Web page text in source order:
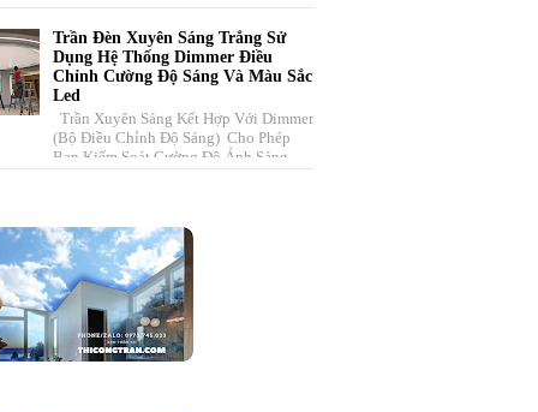
Đẹp, Đẳ...
Trần Đèn Xuyên Sáng Trắng Sử
Dụng Hệ Thống Dimmer Điều
Chỉnh Cường Độ Sáng Và Màu Sắc
Led
Trần Xuyên Sáng Kết Hợp Với Dimmer
(bộ Điều Chỉnh Độ Sáng) Cho Phép
Bạn Kiểm Soát Cường Độ Ánh Sáng
Trong Không Gian . Hệ Thống Này